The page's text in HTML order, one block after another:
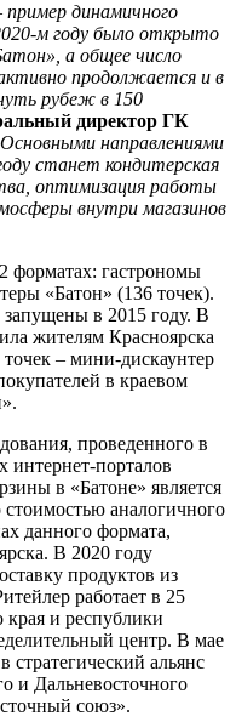
пример динамичного
м году было открыто
а общее число
продолжается и в
рубеж в 150
директор ГК
Основными направлениями
станет кондитерская
оптимизация работы
внутри магазинов
форматах: гастрономы
«Батон» (136 точек).
в 2015 году. В
жителям Красноярска
– мини-дискаунтер
в краевом
проведенного в
интернет-порталов
в «Батоне» является
аналогичного
данного формата,
В 2020 году
продуктов из
работает в 25
края и республики
центр. В мае
альянс
и Дальневосточного
союз».